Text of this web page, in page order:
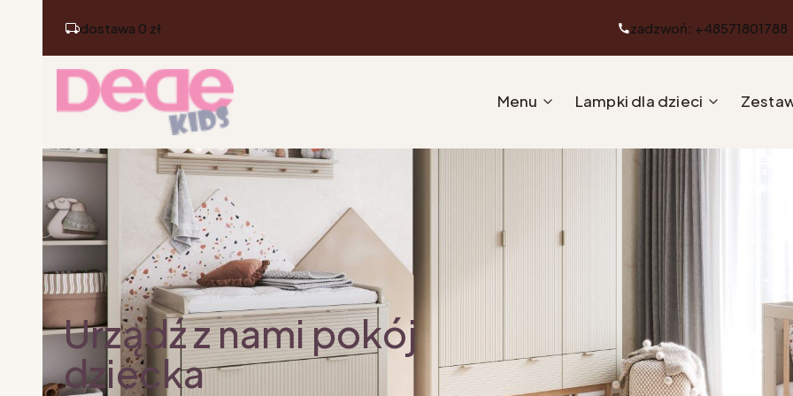
dostawa 0 zł zadzwoń: +48571801788
Menu Lampki dla dzieci
Urządź z nami pokój
dziecka